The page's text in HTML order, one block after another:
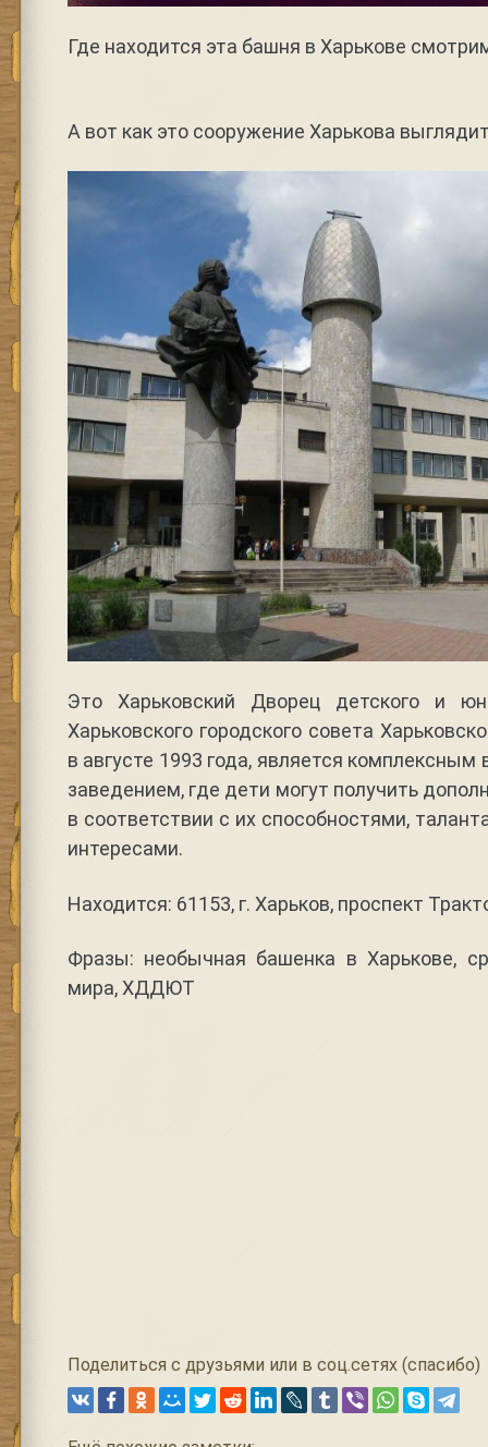
Где находится эта башня в Харькове
А вот как это сооружение Харькова
Это Харьковский Дворец детского и
Харьковского городского совета
в августе 1993 года, является
заведением, где дети могут получить
в соответствии с их способностями,
интересами.
Находится: 61153, г. Харьков, проспект
Фразы: необычная башенка в Харькове,
мира, ХДДЮТ
Поделиться с друзьями или в соц.сетях (спасибо)